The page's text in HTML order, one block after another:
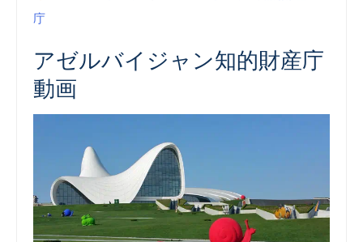
庁
アゼルバイジャン知的財産庁
動画